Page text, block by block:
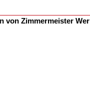
von Zimmermeister